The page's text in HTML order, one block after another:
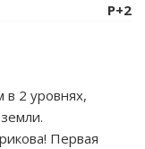
P+2
2 уровнях,
Первая